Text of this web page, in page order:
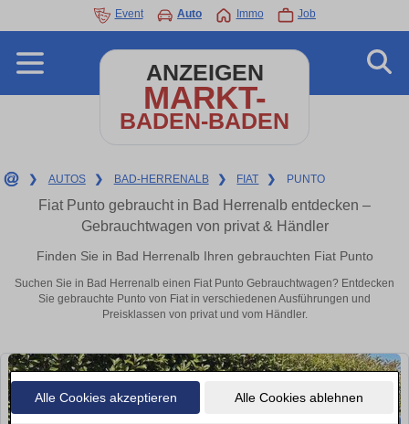
Alle Cookies akzeptieren Alle Cookies ablehnen
Event Auto Immo Job
ANZEIGEN
MARKT-
BADEN-BADEN
❯ AUTOS ❯ BAD-HERRENALB ❯ FIAT ❯ PUNTO
Fiat Punto gebraucht in Bad Herrenalb entdecken –
Gebrauchtwagen von privat & Händler
Finden Sie in Bad Herrenalb Ihren gebrauchten Fiat Punto
Suchen Sie in Bad Herrenalb einen Fiat Punto Gebrauchtwagen? Entdecken
Sie gebrauchte Punto von Fiat in verschiedenen Ausführungen und
Preisklassen von privat und vom Händler.